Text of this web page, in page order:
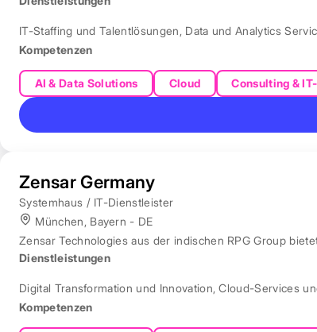
IT-Staffing und Talentlösungen, Data und Analytics
Kompetenzen
AI & Data Solutions Cloud Consulting &
Zensar Germany
Systemhaus / IT-Dienstleister
München, Bayern - DE
Zensar Technologies aus der indischen RPG Group
Dienstleistungen
Digital Transformation und Innovation,Cloud-Services
Kompetenzen